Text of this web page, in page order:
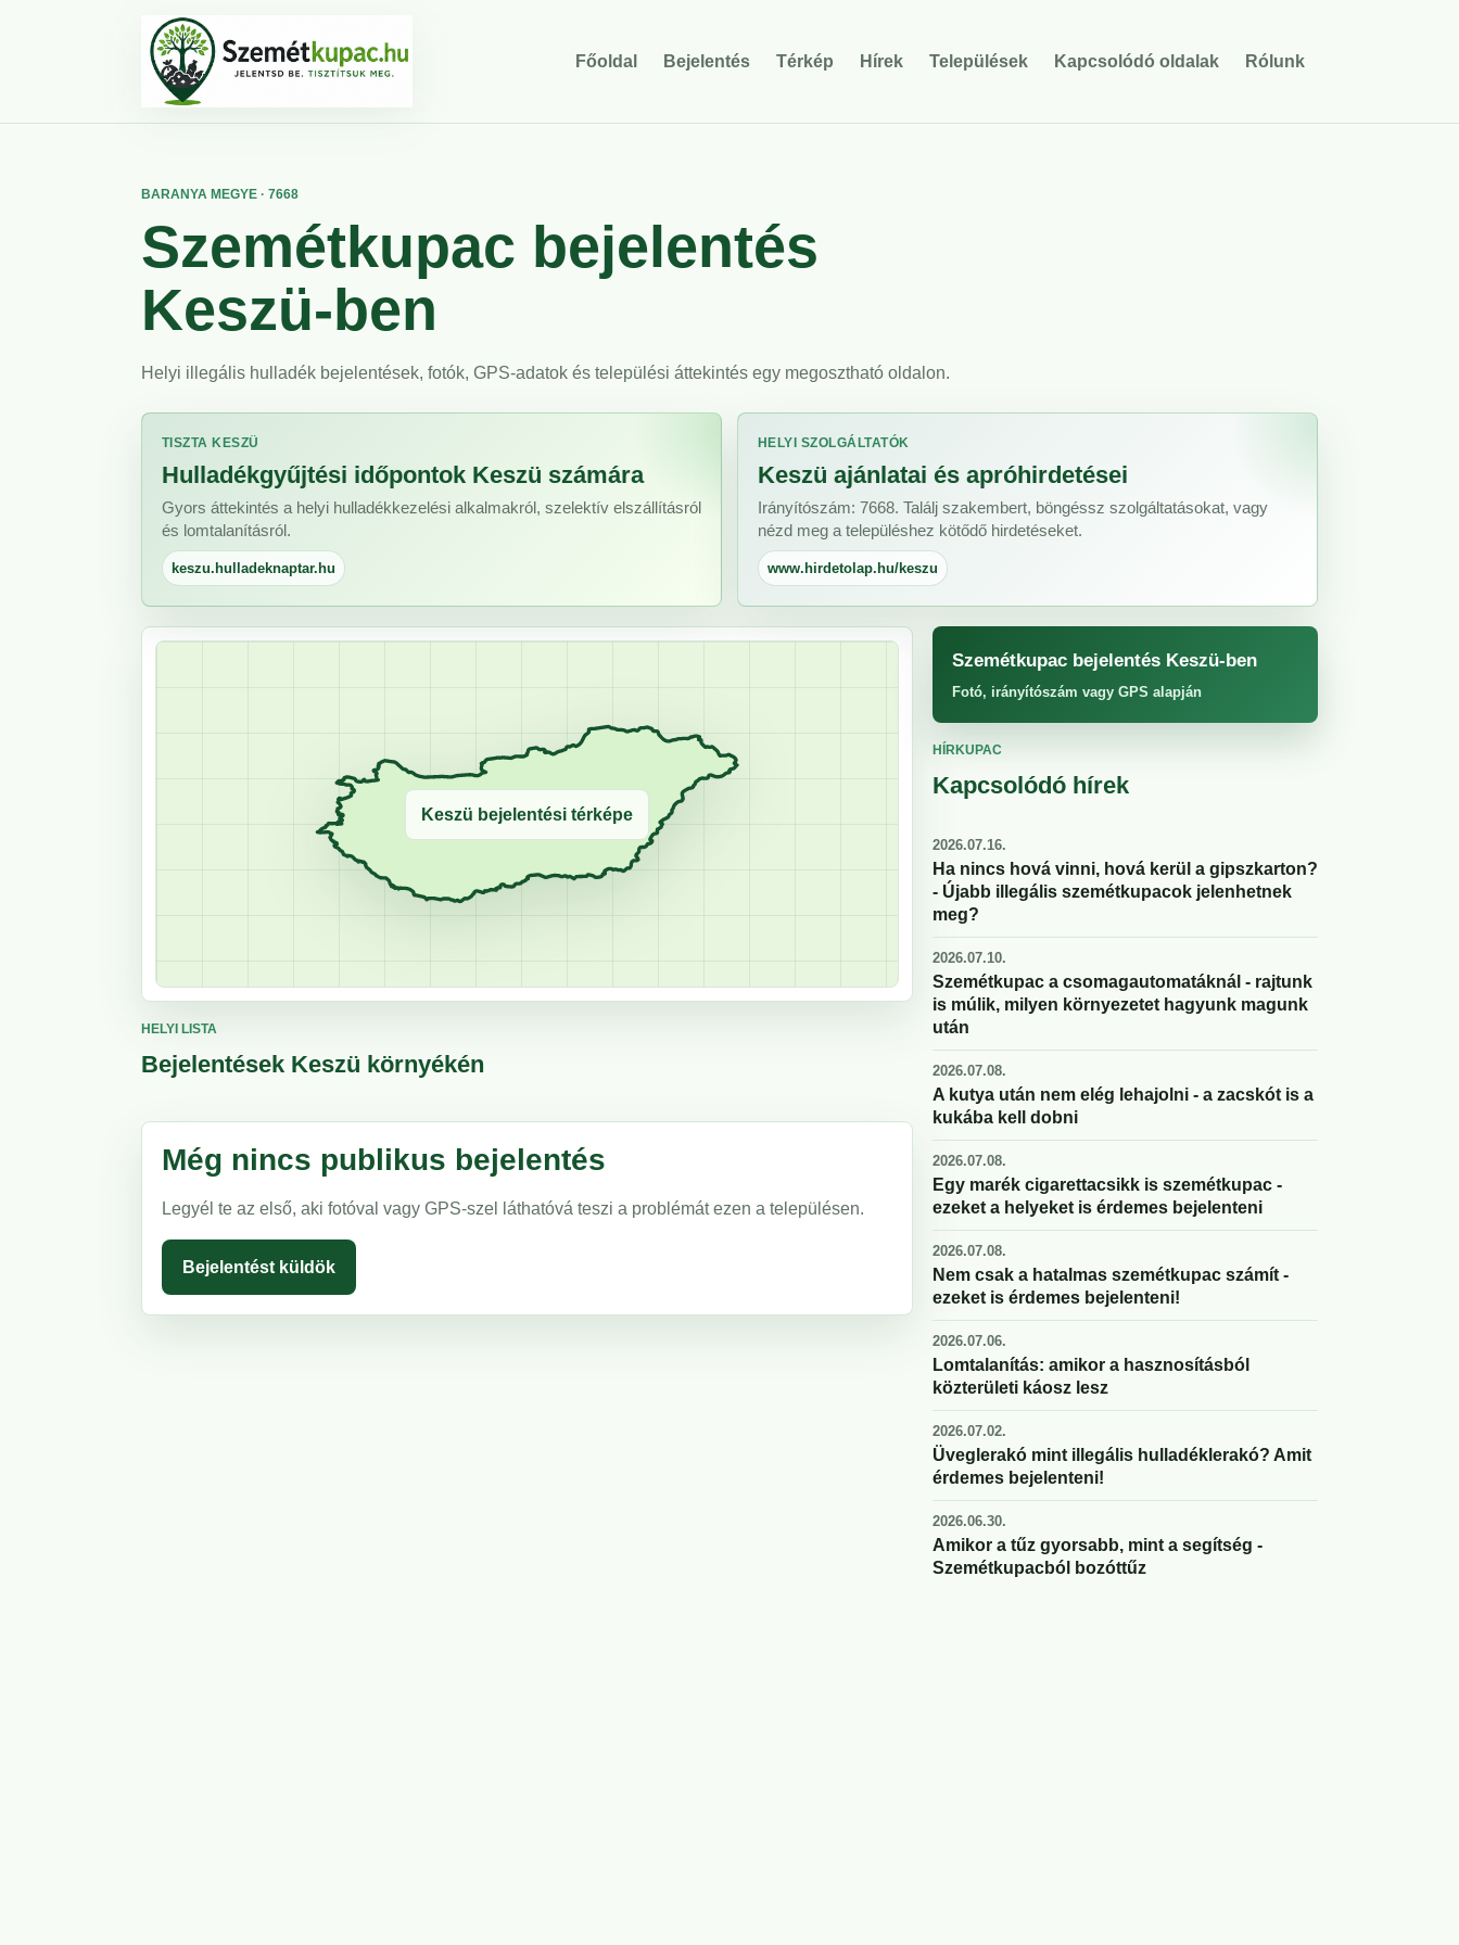
Főoldal Bejelentés Térkép Hírek Települések Kapcsolódó oldalak Rólunk
BARANYA MEGYE · 7668
Szemétkupac bejelentés
Keszü-ben
Helyi illegális hulladék bejelentések, fotók, GPS-adatok és települési áttekintés egy megosztható oldalon.
TISZTA KESZÜ
Hulladékgyűjtési időpontok Keszü számára
Gyors áttekintés a helyi hulladékkezelési alkalmakról, szelektív elszállításról
és lomtalanításról.
keszu.hulladeknaptar.hu
HELYI SZOLGÁLTATÓK
Keszü ajánlatai és apróhirdetései
Irányítószám: 7668. Találj szakembert, böngéssz szolgáltatásokat, vagy
nézd meg a településhez kötődő hirdetéseket.
www.hirdetolap.hu/keszu
Keszü bejelentési térképe
HELYI LISTA
Bejelentések Keszü környékén
Még nincs publikus bejelentés
Legyél te az első, aki fotóval vagy GPS-szel láthatóvá teszi a problémát ezen a településen.
Bejelentést küldök
Szemétkupac bejelentés Keszü-ben
Fotó, irányítószám vagy GPS alapján
HÍRKUPAC
Kapcsolódó hírek
2026.07.16.
Ha nincs hová vinni, hová kerül a gipszkarton?
- Újabb illegális szemétkupacok jelenhetnek
meg?
2026.07.10.
Szemétkupac a csomagautomatáknál - rajtunk
is múlik, milyen környezetet hagyunk magunk
után
2026.07.08.
A kutya után nem elég lehajolni - a zacskót is a
kukába kell dobni
2026.07.08.
Egy marék cigarettacsikk is szemétkupac -
ezeket a helyeket is érdemes bejelenteni
2026.07.08.
Nem csak a hatalmas szemétkupac számít -
ezeket is érdemes bejelenteni!
2026.07.06.
Lomtalanítás: amikor a hasznosításból
közterületi káosz lesz
2026.07.02.
Üveglerakó mint illegális hulladéklerakó? Amit
érdemes bejelenteni!
2026.06.30.
Amikor a tűz gyorsabb, mint a segítség -
Szemétkupacból bozóttűz